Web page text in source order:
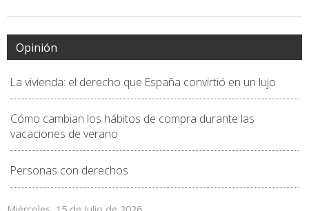
Opinión
La vivienda: el derecho que España convirtió en un lujo
Cómo cambian los hábitos de compra durante las
vacaciones de verano
Personas con derechos